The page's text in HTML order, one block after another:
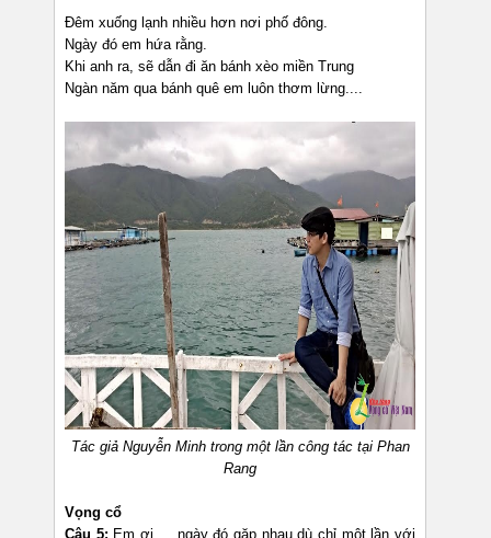
Đêm xuống lạnh nhiều hơn nơi phố đông.
Ngày đó em hứa rằng.
Khi anh ra, sẽ dẫn đi ăn bánh xèo miền Trung
Ngàn năm qua bánh quê em luôn thơm lừng....
Tác giả Nguyễn Minh trong một lần công tác tại Phan
Rang
Vọng cổ
Câu 5: Em ơi…. ngày đó gặp nhau dù chỉ một lần với